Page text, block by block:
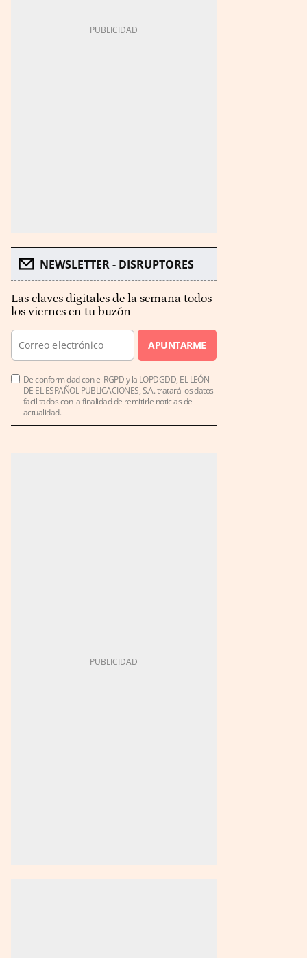
NEWSLETTER - DISRUPTORES
Las claves digitales de la semana todos
los viernes en tu buzón
APUNTARME
De conformidad con el RGPD y la LOPDGDD, EL LEÓN
DE EL ESPAÑOL PUBLICACIONES, S.A. tratará los datos
facilitados con la finalidad de remitirle noticias de
actualidad.